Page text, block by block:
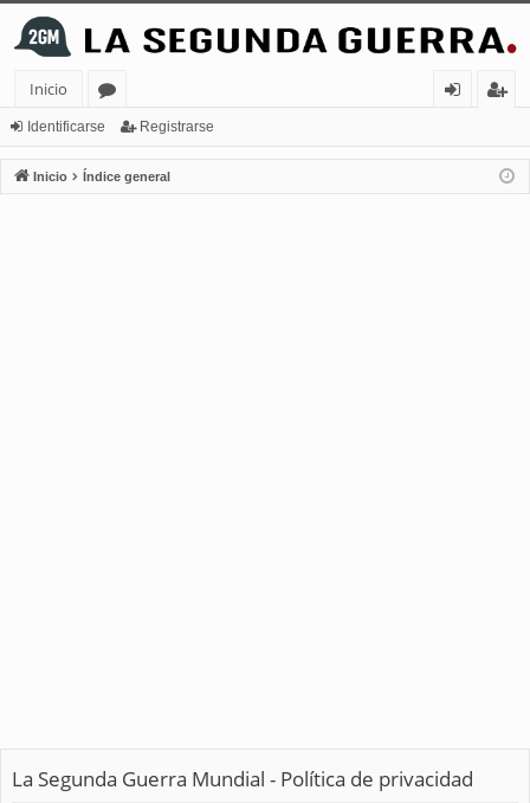
Inicio
or
os
nt
ifi
ist
ra
Identificarse Registrarse
Inicio Índice general
La Segunda Guerra Mundial - Política de privacidad